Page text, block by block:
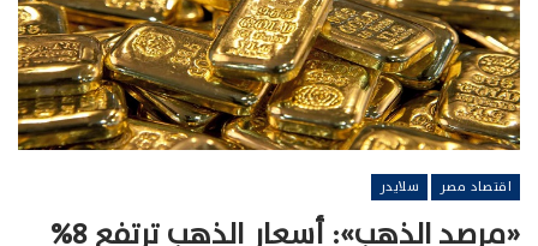
اقتصاد مصر سلايدر
«مرصد الذهب»: أسعار الذهب ترتفع 8%